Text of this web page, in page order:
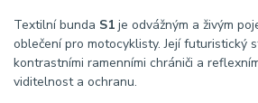
Textilní bunda S1 je odvážným a živým
oblečení pro motocyklisty. Její futuristický
kontrastními ramenními chrániči a
viditelnost a ochranu.